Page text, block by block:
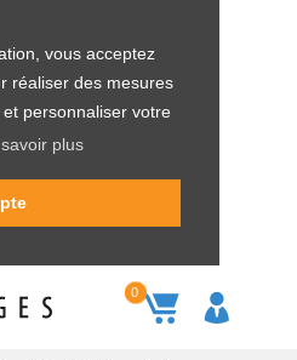
vous acceptez
réaliser des mesures
personnaliser votre
savoir plus
0